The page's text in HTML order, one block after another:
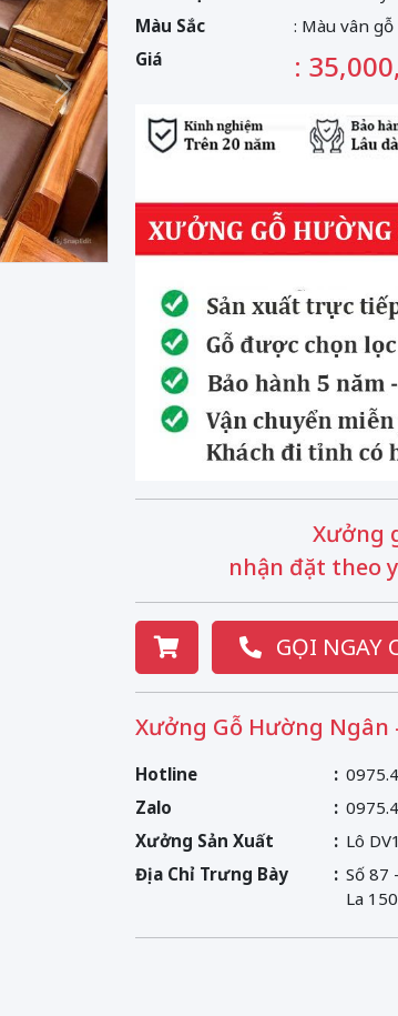
Sau
Màu Sắc
: Màu vân
Giá
:
Xưởng
nhận đặt theo
GỌI NGAY
Xưởng Gỗ Hường Ngân
Hotline
Zalo
Xưởng Sản Xuất
Lô
Địa Chỉ Trưng Bày
Số 87
La